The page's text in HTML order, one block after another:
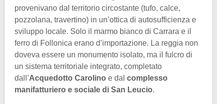
provenivano dal territorio circostante (tufo, calce,
pozzolana, travertino) in un’ottica di autosufficienza e
sviluppo locale. Solo il marmo bianco di Carrara e il
ferro di Follonica erano d’importazione. La reggia non
doveva essere un monumento isolato, ma il fulcro di
un sistema territoriale integrato, completato
dall’Acquedotto Carolino e dal complesso
manifatturiero e sociale di San Leucio.